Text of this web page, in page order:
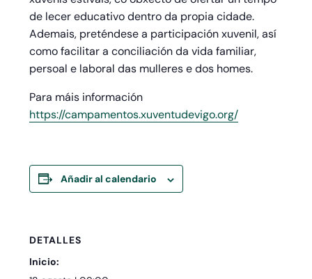
de lecer educativo dentro da propia cidade.
Ademais, preténdese a participación xuvenil, así
como facilitar a conciliación da vida familiar,
persoal e laboral das mulleres e dos homes.
Para máis información
https://campamentos.xuventudevigo.org/
Añadir al calendario
DETALLES
Inicio: